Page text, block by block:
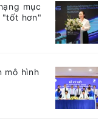
mục
"tốt hơn"
mô hình